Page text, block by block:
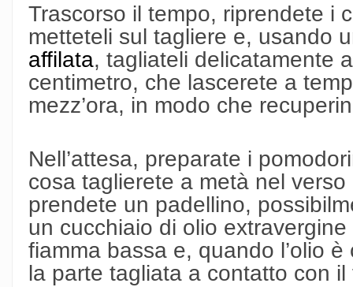
Trascorso il tempo, riprendete i
metteteli sul tagliere e, usando
affilata, tagliateli delicatamente
centimetro, che lascerete a
mezz’ora, in modo che
Nell’attesa, preparate i
cosa taglierete a metà nel
prendete un padellino,
un cucchiaio di olio
fiamma bassa e, quando l’olio
la parte tagliata a contatto con il